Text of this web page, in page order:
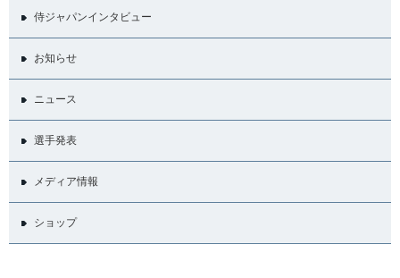
侍ジャパンインタビュー
お知らせ
ニュース
選手発表
メディア情報
ショップ